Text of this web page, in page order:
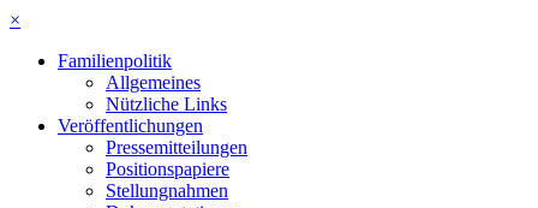
×
Familienpolitik
Allgemeines
Nützliche Links
Veröffentlichungen
Pressemitteilungen
Positionspapiere
Stellungnahmen